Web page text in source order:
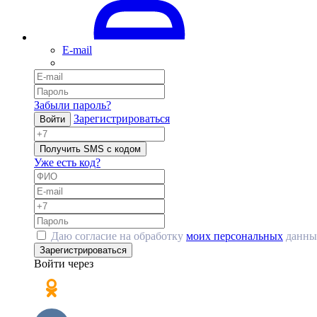
E-mail
Забыли пароль?
Войти Зарегистрироваться
Получить SMS с кодом
Уже есть код?
Даю согласие на обработку моих персональных
Зарегистрироваться
Войти через